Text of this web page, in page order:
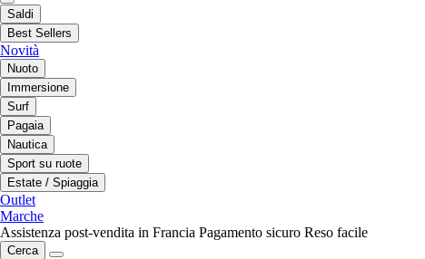
Saldi
Best Sellers
Novità
Nuoto
Immersione
Surf
Pagaia
Nautica
Sport su ruote
Estate / Spiaggia
Outlet
Marche
Assistenza post-vendita in Francia Pagamento sicuro Reso facile
Cerca